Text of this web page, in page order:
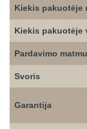
Kiekis pakuotėje
Kiekis pakuotėje
Pardavimo
Svoris
Garantija